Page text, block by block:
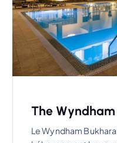
The
Le Wyndham